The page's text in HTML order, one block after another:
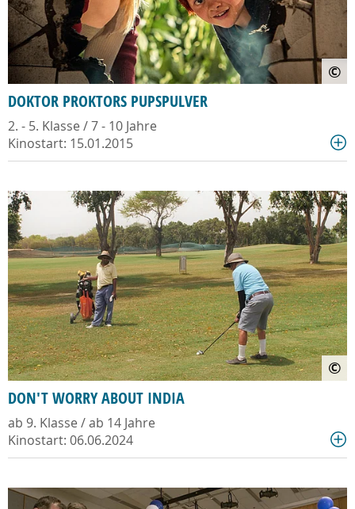
©
DOKTOR PROKTORS PUPSPULVER
2. - 5. Klasse / 7 - 10 Jahre
Kinostart: 15.01.2015
©
DON'T WORRY ABOUT INDIA
ab 9. Klasse / ab 14 Jahre
Kinostart: 06.06.2024